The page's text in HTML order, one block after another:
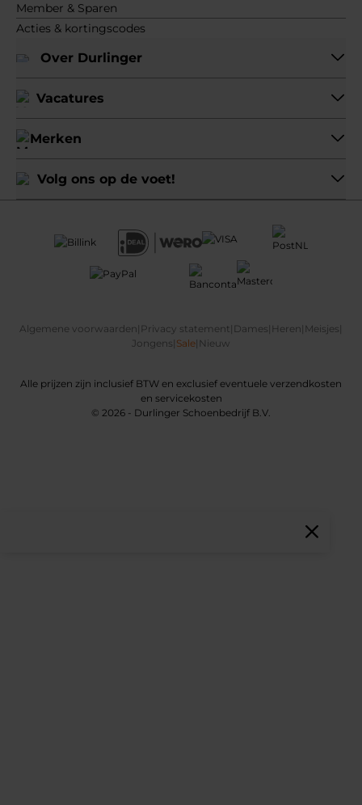
Member & Sparen
Acties & kortingscodes
Over Durlinger
Vacatures
Merken
Volg ons op de voet!
Algemene voorwaarden Privacy statement Dames Heren Meisjes
Jongens Sale Nieuw
Alle prijzen zijn inclusief BTW en exclusief eventuele verzendkosten
en servicekosten
© 2026 - Durlinger Schoenbedrijf B.V.